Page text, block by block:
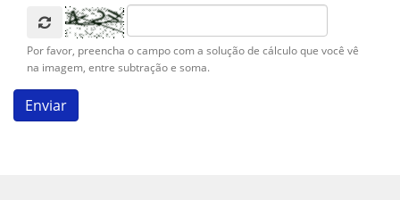
Por favor, preencha o campo com a solução de cálculo que você vê
na imagem, entre subtração e soma.